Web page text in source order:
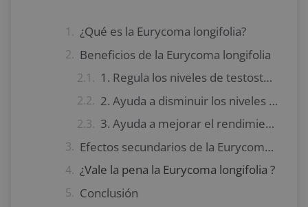
¿Qué es la Eurycoma longifolia?
Beneficios de la Eurycoma longifolia
1. Regula los niveles de testosterona
2. Ayuda a disminuir los niveles de estrés
3. Ayuda a mejorar el rendimiento físico
Efectos secundarios de la Eurycoma longifolia
¿Vale la pena la Eurycoma longifolia ?
Conclusión